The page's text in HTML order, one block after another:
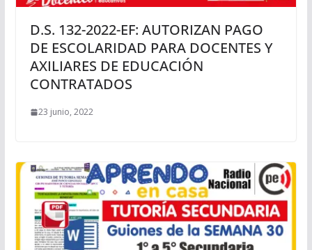
D.S. 132-2022-EF: AUTORIZAN PAGO
DE ESCOLARIDAD PARA DOCENTES Y
AXILIARES DE EDUCACIÓN
CONTRATADOS
23 junio, 2022